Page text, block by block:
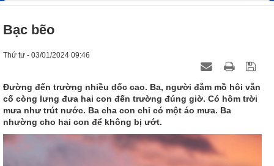
Bạc bẽo
Thứ tư - 03/01/2024 09:46
Đường đến trường nhiều dốc cao. Ba, người đẫm mồ hôi vẫn
cố còng lưng đưa hai con đến trường đúng giờ. Có hôm trời
mưa như trút nước. Ba cha con chỉ có một áo mưa. Ba
nhường cho hai con để không bị ướt.